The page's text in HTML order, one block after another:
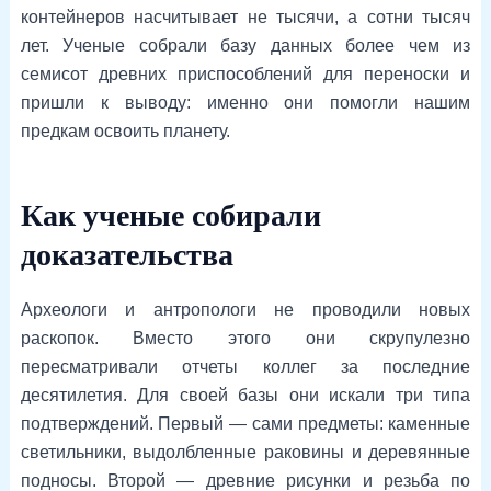
контейнеров насчитывает не тысячи, а сотни тысяч
лет. Ученые собрали базу данных более чем из
семисот древних приспособлений для переноски и
пришли к выводу: именно они помогли нашим
предкам освоить планету.
Как ученые собирали
доказательства
Археологи и антропологи не проводили новых
раскопок. Вместо этого они скрупулезно
пересматривали отчеты коллег за последние
десятилетия. Для своей базы они искали три типа
подтверждений. Первый — сами предметы: каменные
светильники, выдолбленные раковины и деревянные
подносы. Второй — древние рисунки и резьба по